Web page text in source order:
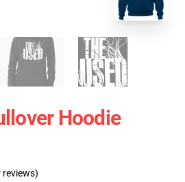
Hoodie
reviews)